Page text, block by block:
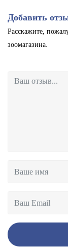
Добавить
Расскажите,
зоомагазина.